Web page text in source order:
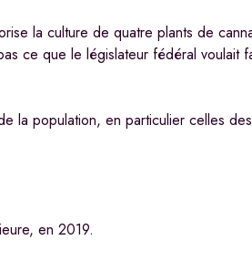
la culture de quatre plants de
ce que le législateur fédéral voulait
la population, en particulier celles
en 2019.